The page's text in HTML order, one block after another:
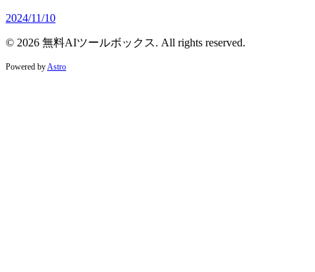
2024/11/10
© 2026 無料AIツールボックス. All rights reserved.
Powered byAstro